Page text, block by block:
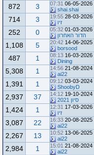
06-05-2026
07:31
shai.shai
3
872
28-03-2026
19:55
זיו
3
714
01-03-2026
05:32
הדור האחרון
0
252
14-06-2025
20:42
borsood
5
1,108
16-03-2026
08:13
Dining
1
487
21-08-2024
14:56
ai22
1
5,308
03-03-2024
09:12
ShoobyD
1
1,391
19-10-2024
14:12
סיון 2021
37
2,937
17-03-2026
12:31
זיו
1
1,424
20-08-2025
16:33
ai22
22
3,087
13-06-2025
10:52
ai22
13
2,267
21-08-2024
15:01
ai22
1
2,984